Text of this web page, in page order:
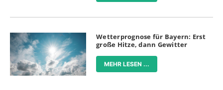
Wetterprognose für Bayern: Erst
große Hitze, dann Gewitter
MEHR LESEN ...